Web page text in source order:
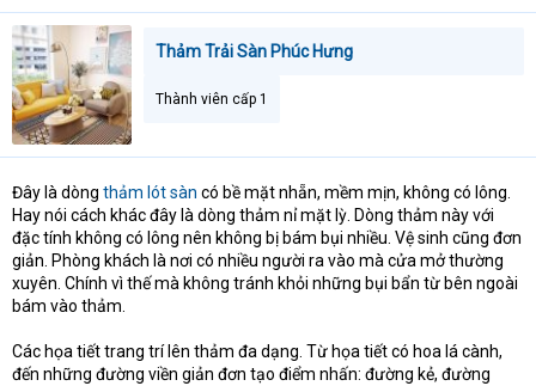
a
d
s
t
a
r
t
e
r
g
i
ó
Thảm Trải Sàn Phúc Hưng
Thành viên cấp 1
Đây là dòng thảm lót sàn có bề mặt nhẵn, mềm mịn, không có lông.
Hay nói cách khác đây là dòng thảm nỉ mặt lỳ. Dòng thảm này với
đặc tính không có lông nên không bị bám bụi nhiều. Vệ sinh cũng đơn
giản. Phòng khách là nơi có nhiều người ra vào mà cửa mở thường
xuyên. Chính vì thế mà không tránh khỏi những bụi bẩn từ bên ngoài
bám vào thảm.
Các họa tiết trang trí lên thảm đa dạng. Từ họa tiết có hoa lá cành,
đến những đường viền giản đơn tạo điểm nhấn: đường kẻ, đường